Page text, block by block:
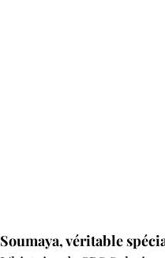
Soumaya, véritable